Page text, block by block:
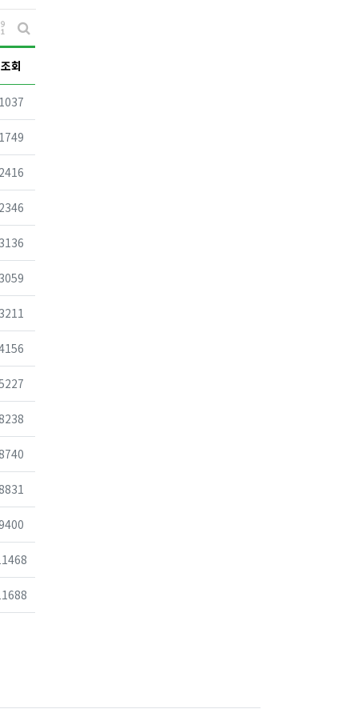
게시물 정렬
게시판 검색
조회
조회
1037
조회
1749
조회
2416
조회
2346
조회
3136
조회
3059
조회
3211
회
조회
회
회
회
회
회
회